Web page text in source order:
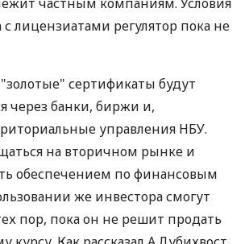
которое получил на баланс, -
уже имеет спецразрешение на
Савранской
золотоносной площадки
Право же на разработку
месторождений в
частным компаниям. Условия
лицензиатами регулятор пока не
"золотые" сертификаты будут